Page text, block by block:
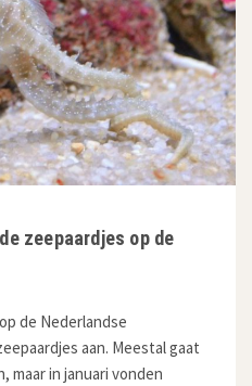
zeepaardjes op de
de Nederlandse
aan. Meestal gaat
maar in januari vonden